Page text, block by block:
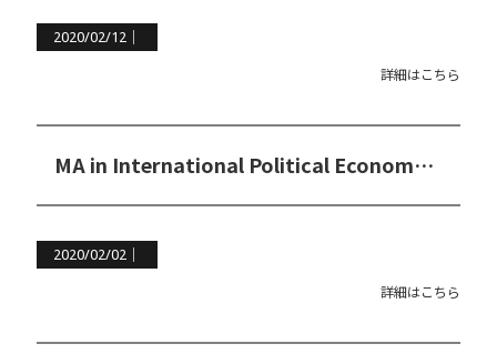
2020/02/12｜
詳細はこちら
MA in International Political Economy（国際政治経済学修士コース）
2020/02/02｜
詳細はこちら